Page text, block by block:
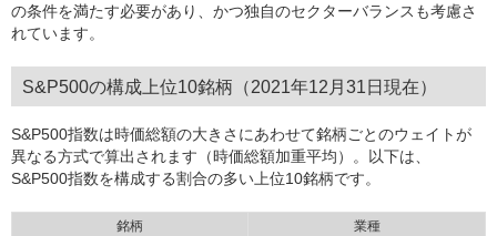
の条件を満たす必要があり、かつ独自のセクターバランスも考慮さ
れています。
S&P500の構成上位10銘柄（2021年12月31日現在）
S&P500指数は時価総額の大きさにあわせて銘柄ごとのウェイトが
異なる方式で算出されます（時価総額加重平均）。以下は、
S&P500指数を構成する割合の多い上位10銘柄です。
銘柄
業種